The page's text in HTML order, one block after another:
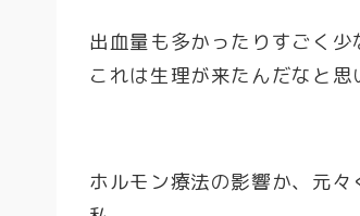
出血量も多かったりすごく
これは生理が来たんだなと思
ホルモン療法の影響か、元